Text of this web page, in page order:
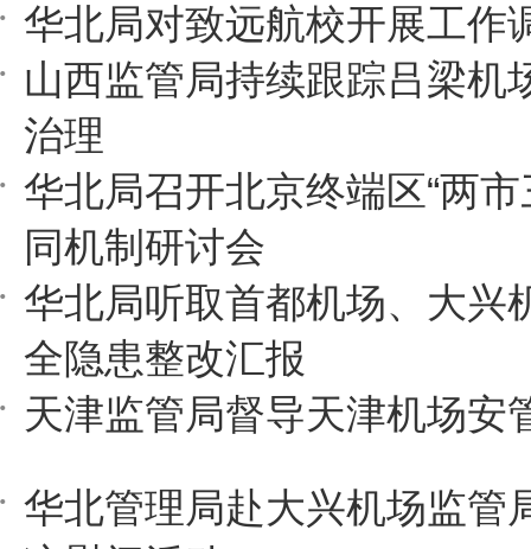
华北局对致远航校开展工作
山西监管局持续跟踪吕梁机
治理
华北局召开北京终端区“两市
同机制研讨会
华北局听取首都机场、大兴
全隐患整改汇报
天津监管局督导天津机场安
华北管理局赴大兴机场监管